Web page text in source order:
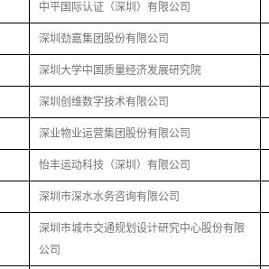
中平国际认证（深圳）有限公司
深圳劲嘉集团股份有限公司
深圳大学中国质量经济发展研究院
深圳创维数字技术有限公司
深业物业运营集团股份有限公司
怡丰运动科技（深圳）有限公司
深圳市深水水务咨询有限公司
深圳市城市交通规划设计研究中心股份有限
公司